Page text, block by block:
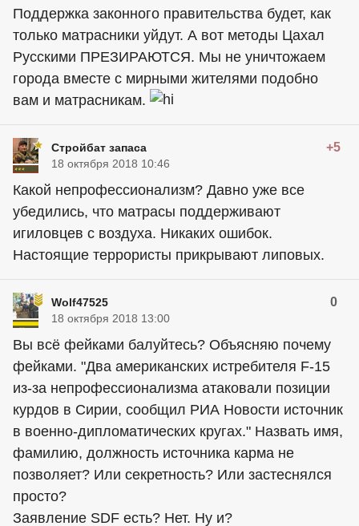
Поддержка законного правительства будет, как
только матрасники уйдут. А вот методы Цахал
Русскими ПРЕЗИРАЮТСЯ. Мы не уничтожаем
города вместе с мирными жителями подобно
вам и матрасникам.
Стройбат запаса +5
18 октября 2018 10:46
Какой непрофессионализм? Давно уже все
убедились, что матрасы поддерживают
игиловцев с воздуха. Никаких ошибок.
Настоящие террористы прикрывают липовых.
Wolf47525 0
18 октября 2018 13:00
Вы всё фейками балуйтесь? Объясняю почему
фейками. "Два американских истребителя F-15
из-за непрофессионализма атаковали позиции
курдов в Сирии, сообщил РИА Новости источник
в военно-дипломатических кругах." Назвать имя,
фамилию, должность источника карма не
позволяет? Или секретность? Или застеснялся
просто?
Заявление SDF есть? Нет. Ну и?